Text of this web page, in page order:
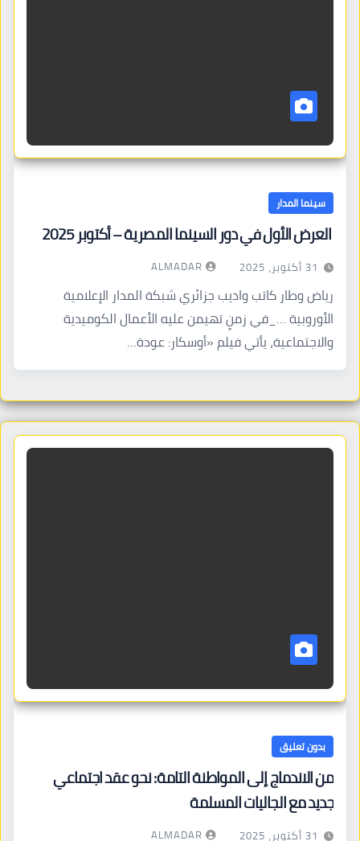
سينما المدار
العرض الأول في دور السينما المصرية – أكتوبر 2025
31 أكتوبر، 2025 ALMADAR
رياض وطار كاتب واديب جزائري شبكة المدار الإعلامية
الأوروبية …_في زمنٍ تهيمن عليه الأعمال الكوميدية
والاجتماعية، يأتي فيلم «أوسكار: عودة…
بدون تعليق
من الاندماج إلى المواطنة التامة: نحو عقد اجتماعي
جديد مع الجاليات المسلمة
31 أكتوبر، 2025 ALMADAR